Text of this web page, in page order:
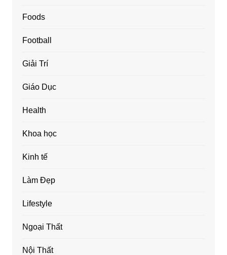
Foods
Football
Giải Trí
Giáo Dục
Health
Khoa học
Kinh tế
Làm Đẹp
Lifestyle
Ngoại Thất
Nội Thất